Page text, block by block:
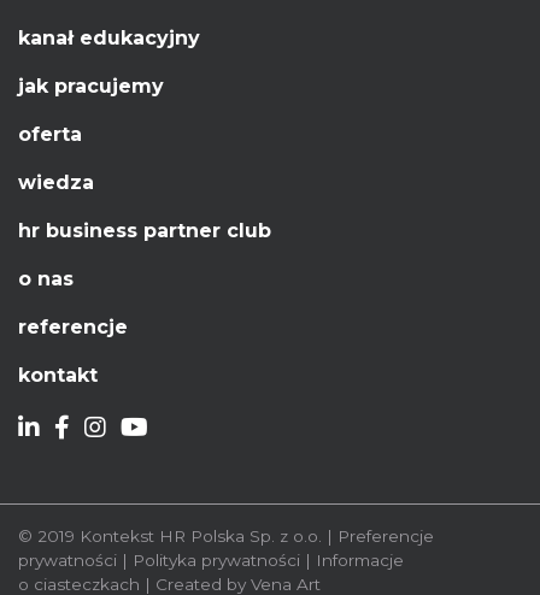
kanał edukacyjny
jak pracujemy
oferta
wiedza
hr business partner club
o nas
referencje
kontakt
© 2019 Kontekst HR Polska Sp. z o.o. | Preferencje
prywatności | Polityka prywatności | Informacje
o ciasteczkach | Created by Vena Art